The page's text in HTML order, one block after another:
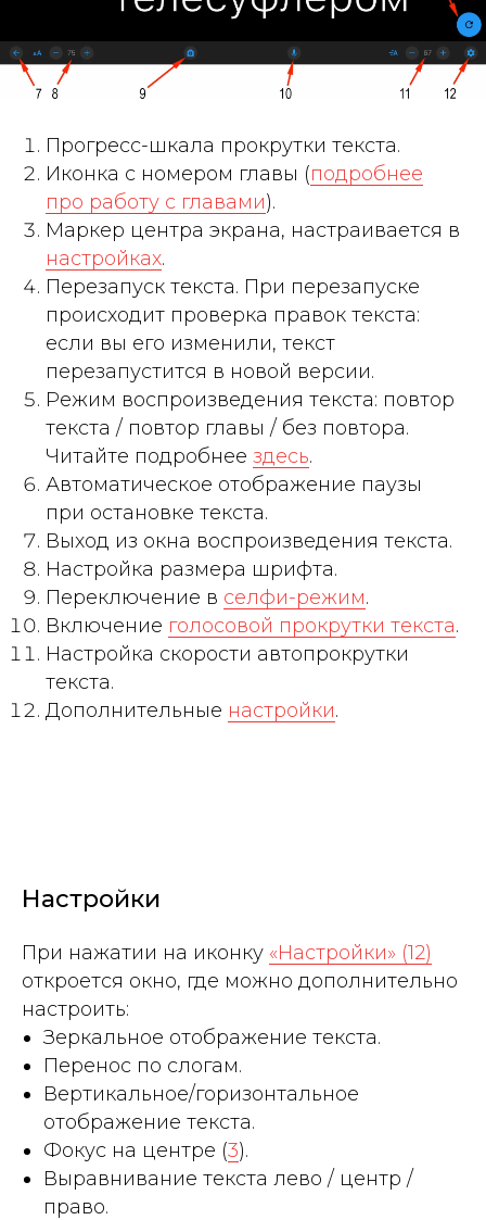
Прогресс-шкала прокрутки текста.
Иконка с номером главы (подробнее
про работу с главами).
Маркер центра экрана, настраивается в
настройках.
Перезапуск текста. При перезапуске
происходит проверка правок текста:
если вы его изменили, текст
перезапустится в новой версии.
Режим воспроизведения текста: повтор
текста / повтор главы / без повтора.
Читайте подробнее здесь.
Автоматическое отображение паузы
при остановке текста.
Выход из окна воспроизведения текста.
Настройка размера шрифта.
Переключение в селфи-режим.
Включение голосовой прокрутки текста.
Настройка скорости автопрокрутки
текста.
Дополнительные настройки.
Настройки
При нажатии на иконку «Настройки» (12)
откроется окно, где можно дополнительно
настроить:
Зеркальное отображение текста.
Перенос по слогам.
Вертикальное/горизонтальное
отображение текста.
Фокус на центре (3).
Выравнивание текста лево / центр /
право.